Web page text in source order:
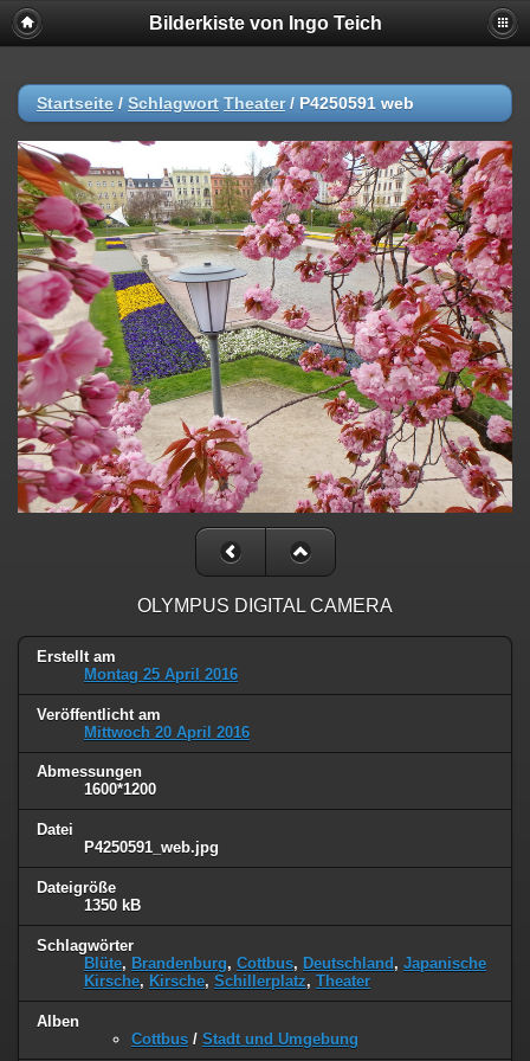
Bilderkiste von Ingo Teich
Startseite / Schlagwort Theater/ P4250591 web
OLYMPUS DIGITAL CAMERA
Erstellt am
Montag 25 April 2016
Veröffentlicht am
Mittwoch 20 April 2016
Abmessungen
1600*1200
Datei
P4250591_web.jpg
Dateigröße
1350 kB
Schlagwörter
Blüte, Brandenburg, Cottbus, Deutschland , Japanische
Kirsche, Kirsche, Schillerplatz, Theater
Alben
Cottbus / Stadt und Umgebung